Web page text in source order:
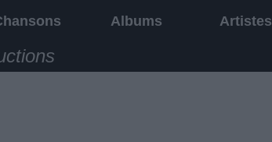
Albums Artistes